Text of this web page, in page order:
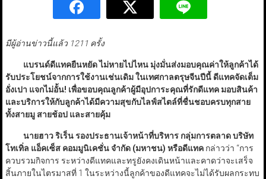
มีผู้อ่านข่าวนี้แล้ว 1211 ครั้ง
แบรนด์ดีแทคยืนหยัด ไม่หายไปไหน มุ่งมั่นส่งมอบคุณค่าให้ลูกค้าได้
รับประโยชน์จากการใช้งานเช่นเดิม ในเทศกาลตรุษจีนปีนี้ ดีแทคจัดเต็ม
อั่งเปา แจกไม่อั้น! เพื่อขอบคุณลูกค้าผู้มีอุปการะคุณที่รักดีแทค มอบสินค้า
และบริการให้กับลูกค้าได้มีความสุขกับไลฟ์สไตล์ที่ชื่นชอบครบทุกสาย
ทั้งสายมู สายช้อป และสายคุ้ม
นายฮาว ริเร็น รองประธานเจ้าหน้าที่บริหาร กลุ่มการตลาด บริษัท
โทเทิ่ล แอ็คเซ็ส คอมมูนิเคชั่น จำกัด (มหาชน) หรือดีแทคกล่าวว่า “การ
ควบรวมกิจการ ระหว่างดีแทคและทรูยังคงเดินหน้าและคาดว่าจะเสร็จ
สิ้นภายในไตรมาสที่ 1 ในระหว่างนี้ลูกค้าของดีแทคจะไม่ได้รับผลกระทบ